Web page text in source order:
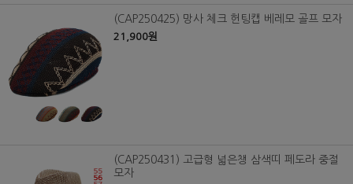
(CAP250425) 망사 체크 헌팅캡 베레모 골프 모자
21,900원
(CAP250431) 고급형 넓은챙 삼색띠 페도라 중절
모자